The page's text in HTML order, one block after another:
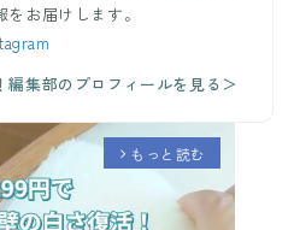
をお届けします。
編集部のプロフィールを見る＞
arrow_forward_ios もっと読む